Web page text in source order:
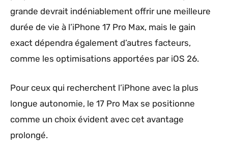
grande devrait indéniablement offrir une meilleure
durée de vie à l’iPhone 17 Pro Max, mais le gain
exact dépendra également d’autres facteurs,
comme les optimisations apportées par iOS 26.
Pour ceux qui recherchent l’iPhone avec la plus
longue autonomie, le 17 Pro Max se positionne
comme un choix évident avec cet avantage
prolongé.